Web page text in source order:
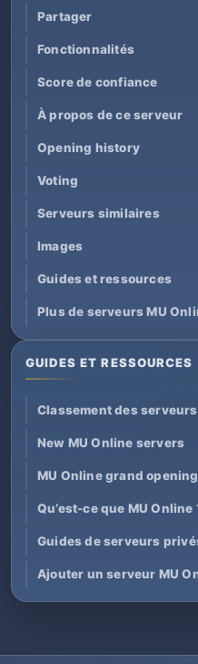
Partager
Fonctionnalités
Score de confiance
À propos de ce serveur
Opening history
Voting
Serveurs similaires
Images
Guides et ressources
Plus de serveurs MU
GUIDES ET RESSOURCES
Classement des
New MU Online servers
MU Online grand
Qu’est-ce que MU Online
Guides de serveurs
Ajouter un serveur MU